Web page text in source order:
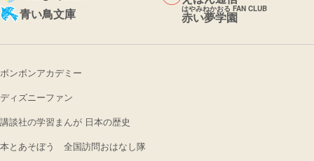
青い鳥文庫
はやみねかおる FAN CLUB
赤い夢学園
ボンボンアカデミー
ディズニーファン
講談社の学習まんが 日本の歴史
本とあそぼう 全国訪問おはなし隊